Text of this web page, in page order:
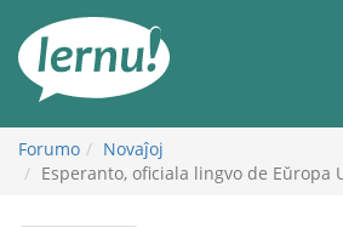
enhavo
Forumo
Novaĵoj
Esperanto, oficiala lingvo de Eŭropa